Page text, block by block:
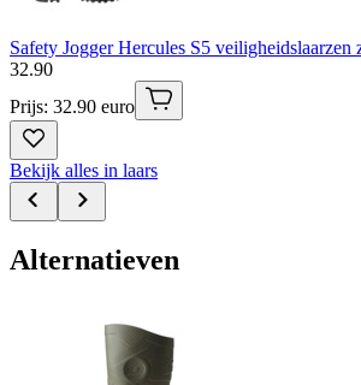
Safety Jogger Hercules S5 veiligheidslaarzen
32.90
Prijs: 32.90 euro
Bekijk alles in laars
Alternatieven